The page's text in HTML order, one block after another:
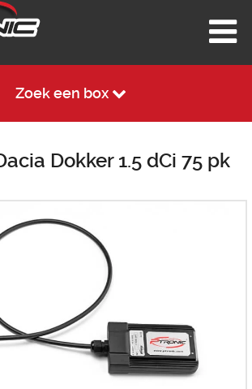
Zoek een box
Dokker 1.5 dCi 75 pk